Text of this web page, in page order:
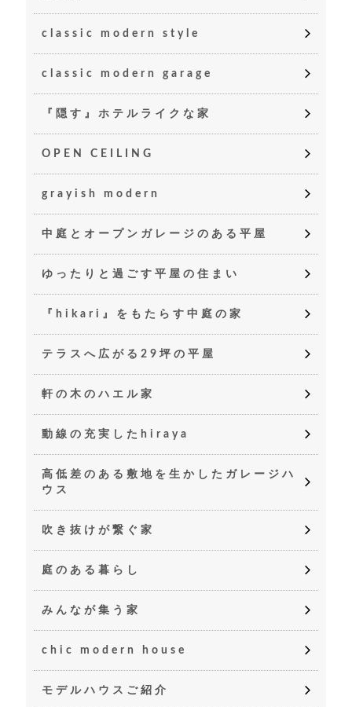
classic modern style
classic modern garage
『隠す』ホテルライクな家
OPEN CEILING
grayish modern
中庭とオープンガレージのある平屋
ゆったりと過ごす平屋の住まい
『hikari』をもたらす中庭の家
テラスへ広がる29坪の平屋
軒の木のハエル家
動線の充実したhiraya
高低差のある敷地を生かしたガレージハ
ウス
吹き抜けが繋ぐ家
庭のある暮らし
みんなが集う家
chic modern house
モデルハウスご紹介